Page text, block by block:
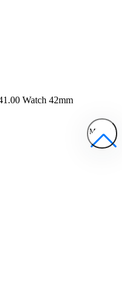
Watch 42mm
MENU